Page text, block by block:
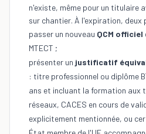
n'existe, même pour un titulaire
sur chantier. À l'expiration, deux
passer un nouveau QCM officiel
MTECT ;
présenter un justificatif
: titre professionnel ou diplôme
ans et incluant la formation aux
réseaux, CACES en cours de
explicitement mentionnée, ou